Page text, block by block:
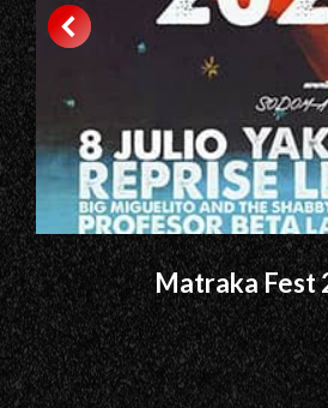
Matraka Fest